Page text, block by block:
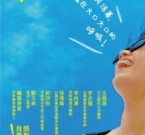
日本購物 電子/紙本書
HOT